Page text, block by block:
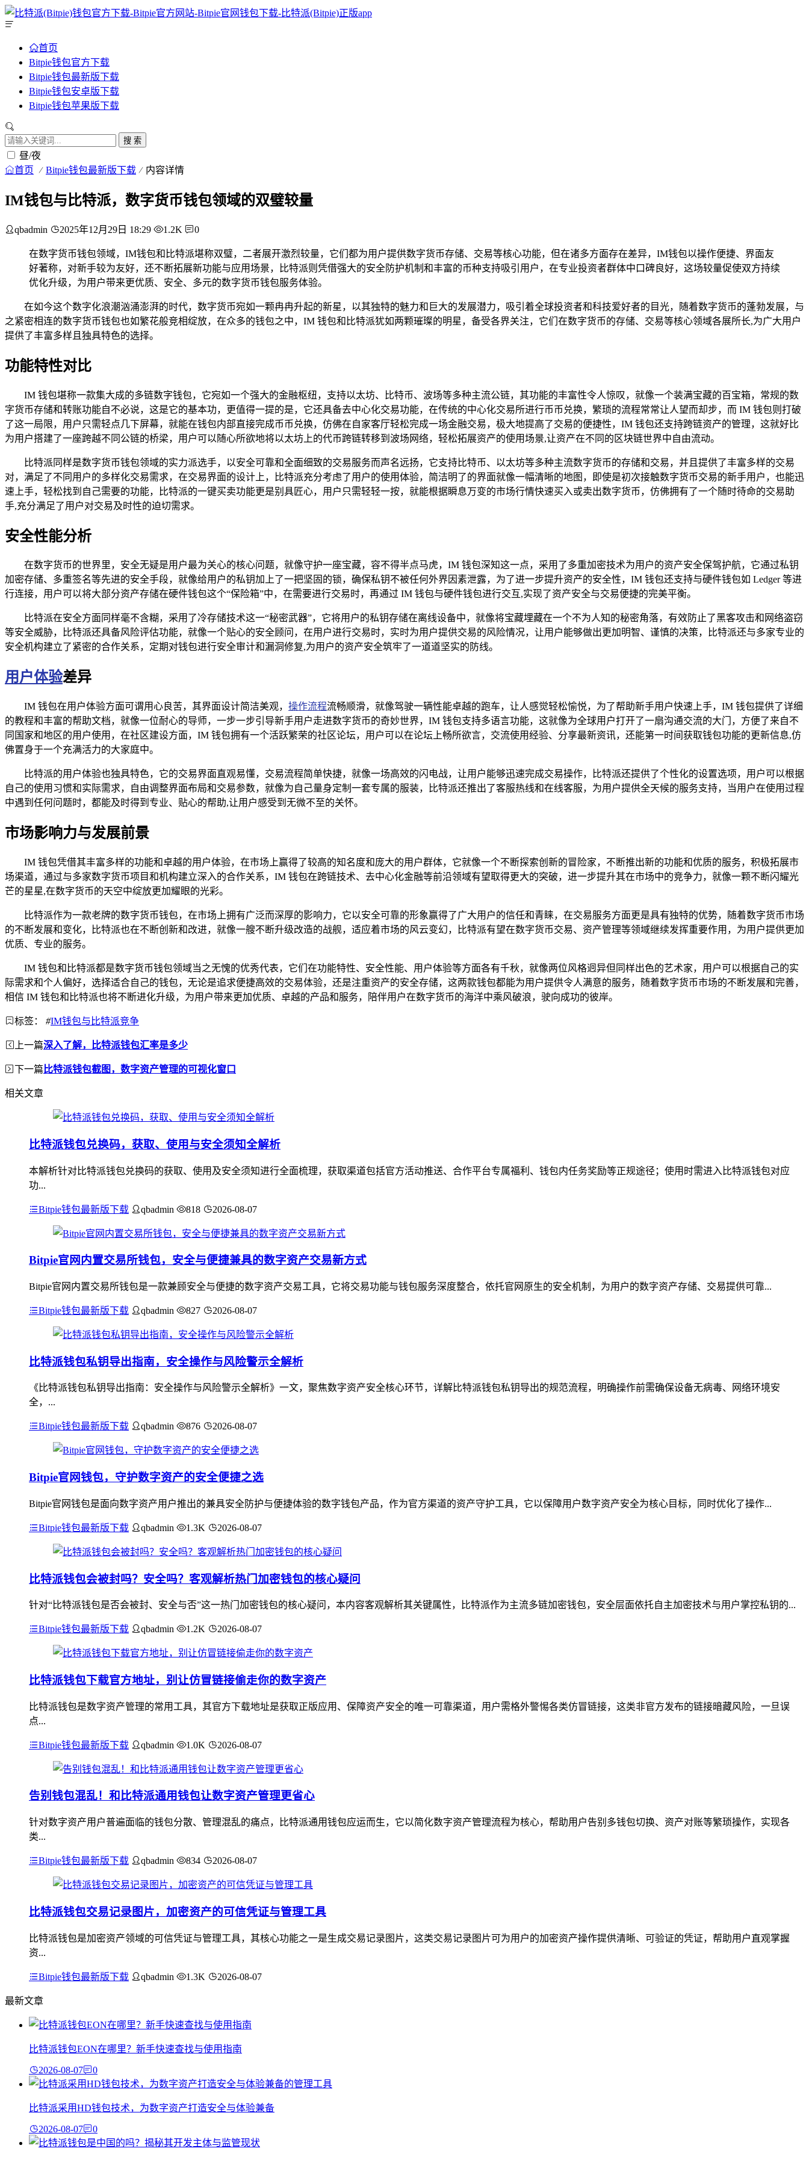
首页
Bitpie钱包官方下载
Bitpie钱包最新版下载
Bitpie钱包安卓版下载
Bitpie钱包苹果版下载
搜 索
昼/夜
首页 Bitpie钱包最新版下载 内容详情
IM钱包与比特派，数字货币钱包领域的双璧较量
qbadmin 2025年12月29日 18:29 1.2K 0
在数字货币钱包领域，IM钱包和比特派堪称双璧，二者展开激烈较量，它们都为用户提供数字货币存储、交易等核心功能，但在诸多方面存在差异，IM钱包以操作便捷、界面友
好著称，对新手较为友好，还不断拓展新功能与应用场景，比特派则凭借强大的安全防护机制和丰富的币种支持吸引用户，在专业投资者群体中口碑良好，这场较量促使双方持续
优化升级，为用户带来更优质、安全、多元的数字货币钱包服务体验。
在如今这个数字化浪潮汹涌澎湃的时代，数字货币宛如一颗冉冉升起的新星，以其独特的魅力和巨大的发展潜力，吸引着全球投资者和科技爱好者的目光，随着数字货币的蓬勃发展，与
之紧密相连的数字货币钱包也如繁花般竞相绽放，在众多的钱包之中，IM 钱包和比特派犹如两颗璀璨的明星，备受各界关注，它们在数字货币的存储、交易等核心领域各展所长,为广大用户
提供了丰富多样且独具特色的选择。
功能特性对比
IM 钱包堪称一款集大成的多链数字钱包，它宛如一个强大的金融枢纽，支持以太坊、比特币、波场等多种主流公链，其功能的丰富性令人惊叹，就像一个装满宝藏的百宝箱，常规的数
字货币存储和转账功能自不必说，这是它的基本功，更值得一提的是，它还具备去中心化交易功能，在传统的中心化交易所进行币币兑换，繁琐的流程常常让人望而却步，而 IM 钱包则打破
了这一局限，用户只需轻点几下屏幕，就能在钱包内部直接完成币币兑换，仿佛在自家客厅轻松完成一场金融交易，极大地提高了交易的便捷性，IM 钱包还支持跨链资产的管理，这就好比
为用户搭建了一座跨越不同公链的桥梁，用户可以随心所欲地将以太坊上的代币跨链转移到波场网络，轻松拓展资产的使用场景,让资产在不同的区块链世界中自由流动。
比特派同样是数字货币钱包领域的实力派选手，以安全可靠和全面细致的交易服务而声名远扬，它支持比特币、以太坊等多种主流数字货币的存储和交易，并且提供了丰富多样的交易
对，满足了不同用户的多样化交易需求，在交易界面的设计上，比特派充分考虑了用户的使用体验，简洁明了的界面就像一幅清晰的地图，即使是初次接触数字货币交易的新手用户，也能迅
速上手，轻松找到自己需要的功能，比特派的一键买卖功能更是别具匠心，用户只需轻轻一按，就能根据瞬息万变的市场行情快速买入或卖出数字货币，仿佛拥有了一个随时待命的交易助
手,充分满足了用户对交易及时性的迫切需求。
安全性能分析
在数字货币的世界里，安全无疑是用户最为关心的核心问题，就像守护一座宝藏，容不得半点马虎，IM 钱包深知这一点，采用了多重加密技术为用户的资产安全保驾护航，它通过私钥
加密存储、多重签名等先进的安全手段，就像给用户的私钥加上了一把坚固的锁，确保私钥不被任何外界因素泄露，为了进一步提升资产的安全性，IM 钱包还支持与硬件钱包如 Ledger 等进
行连接，用户可以将大部分资产存储在硬件钱包这个“保险箱”中，在需要进行交易时，再通过 IM 钱包与硬件钱包进行交互,实现了资产安全与交易便捷的完美平衡。
比特派在安全方面同样毫不含糊，采用了冷存储技术这一“秘密武器”，它将用户的私钥存储在离线设备中，就像将宝藏埋藏在一个不为人知的秘密角落，有效防止了黑客攻击和网络盗窃
等安全威胁，比特派还具备风险评估功能，就像一个贴心的安全顾问，在用户进行交易时，实时为用户提供交易的风险情况，让用户能够做出更加明智、谨慎的决策，比特派还与多家专业的
安全机构建立了紧密的合作关系，定期对钱包进行安全审计和漏洞修复,为用户的资产安全筑牢了一道道坚实的防线。
用户体验差异
IM 钱包在用户体验方面可谓用心良苦，其界面设计简洁美观， 操作流程流畅顺滑，就像驾驶一辆性能卓越的跑车，让人感觉轻松愉悦，为了帮助新手用户快速上手，IM 钱包提供了详细
的教程和丰富的帮助文档，就像一位耐心的导师，一步一步引导新手用户走进数字货币的奇妙世界，IM 钱包支持多语言功能，这就像为全球用户打开了一扇沟通交流的大门，方便了来自不
同国家和地区的用户使用，在社区建设方面，IM 钱包拥有一个活跃繁荣的社区论坛，用户可以在论坛上畅所欲言，交流使用经验、分享最新资讯，还能第一时间获取钱包功能的更新信息,仿
佛置身于一个充满活力的大家庭中。
比特派的用户体验也独具特色，它的交易界面直观易懂，交易流程简单快捷，就像一场高效的闪电战，让用户能够迅速完成交易操作，比特派还提供了个性化的设置选项，用户可以根据
自己的使用习惯和实际需求，自由调整界面布局和交易参数，就像为自己量身定制一套专属的服装，比特派还推出了客服热线和在线客服，为用户提供全天候的服务支持，当用户在使用过程
中遇到任何问题时，都能及时得到专业、贴心的帮助,让用户感受到无微不至的关怀。
市场影响力与发展前景
IM 钱包凭借其丰富多样的功能和卓越的用户体验，在市场上赢得了较高的知名度和庞大的用户群体，它就像一个不断探索创新的冒险家，不断推出新的功能和优质的服务，积极拓展市
场渠道，通过与多家数字货币项目和机构建立深入的合作关系，IM 钱包在跨链技术、去中心化金融等前沿领域有望取得更大的突破，进一步提升其在市场中的竞争力，就像一颗不断闪耀光
芒的星星,在数字货币的天空中绽放更加耀眼的光彩。
比特派作为一款老牌的数字货币钱包，在市场上拥有广泛而深厚的影响力，它以安全可靠的形象赢得了广大用户的信任和青睐，在交易服务方面更是具有独特的优势，随着数字货币市场
的不断发展和变化，比特派也在不断创新和改进，就像一艘不断升级改造的战舰，适应着市场的风云变幻，比特派有望在数字货币交易、资产管理等领域继续发挥重要作用，为用户提供更加
优质、专业的服务。
IM 钱包和比特派都是数字货币钱包领域当之无愧的优秀代表，它们在功能特性、安全性能、用户体验等方面各有千秋，就像两位风格迥异但同样出色的艺术家，用户可以根据自己的实
际需求和个人偏好，选择适合自己的钱包，无论是追求便捷高效的交易体验，还是注重资产的安全存储，这两款钱包都能为用户提供令人满意的服务，随着数字货币市场的不断发展和完善，
相信 IM 钱包和比特派也将不断进化升级，为用户带来更加优质、卓越的产品和服务，陪伴用户在数字货币的海洋中乘风破浪，驶向成功的彼岸。
标签： #IM钱包与比特派竞争
上一篇深入了解，比特派钱包汇率是多少
下一篇 比特派钱包截图，数字资产管理的可视化窗口
相关文章
比特派钱包兑换码，获取、使用与安全须知全解析
本解析针对比特派钱包兑换码的获取、使用及安全须知进行全面梳理，获取渠道包括官方活动推送、合作平台专属福利、钱包内任务奖励等正规途径；使用时需进入比特派钱包对应
功...
Bitpie钱包最新版下载 qbadmin 818 2026-08-07
Bitpie官网内置交易所钱包，安全与便捷兼具的数字资产交易新方式
Bitpie官网内置交易所钱包是一款兼顾安全与便捷的数字资产交易工具，它将交易功能与钱包服务深度整合，依托官网原生的安全机制，为用户的数字资产存储、交易提供可靠...
Bitpie钱包最新版下载 qbadmin 827 2026-08-07
比特派钱包私钥导出指南，安全操作与风险警示全解析
《比特派钱包私钥导出指南：安全操作与风险警示全解析》一文，聚焦数字资产安全核心环节，详解比特派钱包私钥导出的规范流程，明确操作前需确保设备无病毒、网络环境安
全，...
Bitpie钱包最新版下载 qbadmin 876 2026-08-07
Bitpie官网钱包，守护数字资产的安全便捷之选
Bitpie官网钱包是面向数字资产用户推出的兼具安全防护与便捷体验的数字钱包产品，作为官方渠道的资产守护工具，它以保障用户数字资产安全为核心目标，同时优化了操作...
Bitpie钱包最新版下载 qbadmin 1.3K 2026-08-07
比特派钱包会被封吗？安全吗？客观解析热门加密钱包的核心疑问
针对“比特派钱包是否会被封、安全与否”这一热门加密钱包的核心疑问，本内容客观解析其关键属性，比特派作为主流多链加密钱包，安全层面依托自主加密技术与用户掌控私钥的...
Bitpie钱包最新版下载 qbadmin 1.2K 2026-08-07
比特派钱包下载官方地址，别让仿冒链接偷走你的数字资产
比特派钱包是数字资产管理的常用工具，其官方下载地址是获取正版应用、保障资产安全的唯一可靠渠道，用户需格外警惕各类仿冒链接，这类非官方发布的链接暗藏风险，一旦误
点...
Bitpie钱包最新版下载 qbadmin 1.0K 2026-08-07
告别钱包混乱！和比特派通用钱包让数字资产管理更省心
针对数字资产用户普遍面临的钱包分散、管理混乱的痛点，比特派通用钱包应运而生，它以简化数字资产管理流程为核心，帮助用户告别多钱包切换、资产对账等繁琐操作，实现各
类...
Bitpie钱包最新版下载 qbadmin 834 2026-08-07
比特派钱包交易记录图片，加密资产的可信凭证与管理工具
比特派钱包是加密资产领域的可信凭证与管理工具，其核心功能之一是生成交易记录图片，这类交易记录图片可为用户的加密资产操作提供清晰、可验证的凭证，帮助用户直观掌握
资...
Bitpie钱包最新版下载 qbadmin 1.3K 2026-08-07
最新文章
比特派钱包EON在哪里？新手快速查找与使用指南
2026-08-07 0
比特派采用HD钱包技术，为数字资产打造安全与体验兼备
2026-08-07 0